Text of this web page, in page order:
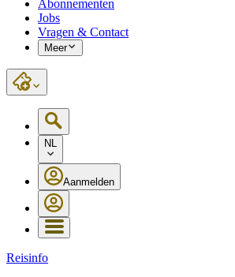
Abonnementen
Jobs
Vragen & Contact
Meer
NL
Aanmelden
Reisinfo